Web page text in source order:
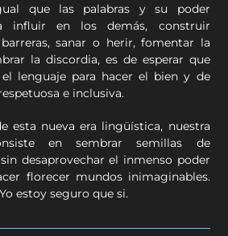
que las palabras y su poder
influir en los demás, construir
sanar o herir, fomentar la
la discordia, es de esperar que
lenguaje para hacer el bien y de
e inclusiva.
esta nueva era lingüística, nuestra
en sembrar semillas de
desaprovechar el inmenso poder
florecer mundos inimaginables.
estoy seguro que si.